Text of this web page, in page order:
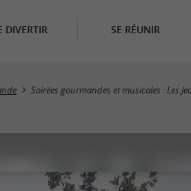
DIVERTIR SE RÉUNIR
Soirées gourmandes et musicales : Les